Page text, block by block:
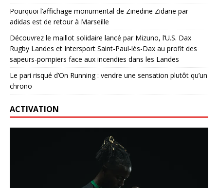
Pourquoi l’affichage monumental de Zinedine Zidane par
adidas est de retour à Marseille
Découvrez le maillot solidaire lancé par Mizuno, l’U.S. Dax
Rugby Landes et Intersport Saint-Paul-lès-Dax au profit des
sapeurs-pompiers face aux incendies dans les Landes
Le pari risqué d’On Running : vendre une sensation plutôt qu’un
chrono
ACTIVATION